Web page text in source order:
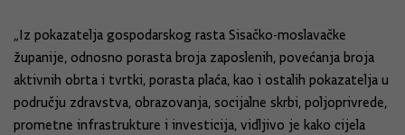
„Iz pokazatelja gospodarskog rasta Sisačko-moslavačke
županije, odnosno porasta broja zaposlenih, povećanja broja
aktivnih obrta i tvrtki, porasta plaća, kao i ostalih pokazatelja u
području zdravstva, obrazovanja, socijalne skrbi, poljoprivrede,
prometne infrastrukture i investicija, vidljivo je kako cijela